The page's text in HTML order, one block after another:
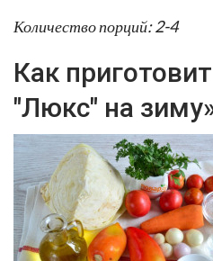
Количество порций: 2-4
Как
"Люкс" на